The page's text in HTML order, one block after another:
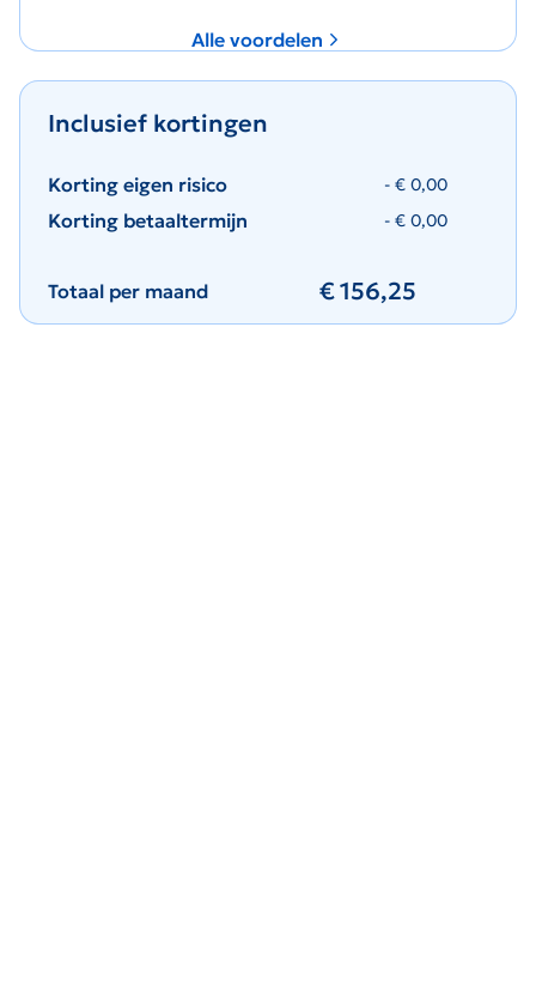
Alle voordelen
Inclusief kortingen
Korting eigen risico - € 0,00
Korting betaaltermijn - € 0,00
Totaal per maand €156,25